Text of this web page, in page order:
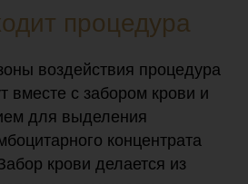
процедура
воздействия процедура
вместе с забором крови и
для выделения
концентрата
крови делается из